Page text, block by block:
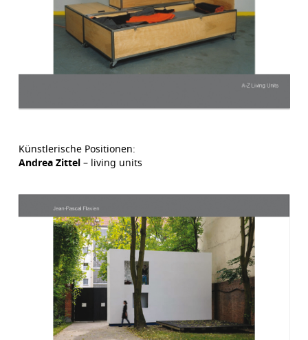
Künstlerische Positionen:
Andrea Zittel – living units